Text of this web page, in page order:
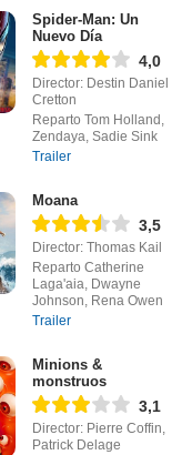
Spider-Man: Un
Nuevo Día
4,0
Director: Destin Daniel
Cretton
Reparto Tom Holland,
Zendaya, Sadie Sink
Trailer
Moana
3,5
Director: Thomas Kail
Reparto Catherine
Laga'aia, Dwayne
Johnson, Rena Owen
Trailer
Minions &
monstruos
3,1
Director: Pierre Coffin,
Patrick Delage